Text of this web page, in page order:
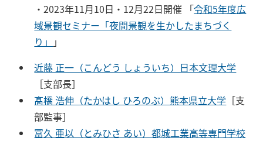
・2023年11月10日・12月22日開催 「令和5年度広
域景観セミナー「夜間景観を生かしたまちづく
り」 」
近藤 正一（こんどう しょういち）日本文理大学
［支部長］
髙橋 浩伸（たかはし ひろのぶ）熊本県立大学 ［支
部監事］
冨久 亜以（とみひさ あい）都城工業高等専門学校